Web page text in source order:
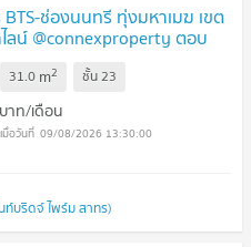
ช่องนนทรี ทุ่งมหาเมฆ เขต
ลน์ @connexproperty ตอบ
31.0 m2 ชั้น23
บาท/เดือน
09/08/2026 13:30:00
ท์บริดจ์ ไพร์ม สาทร)